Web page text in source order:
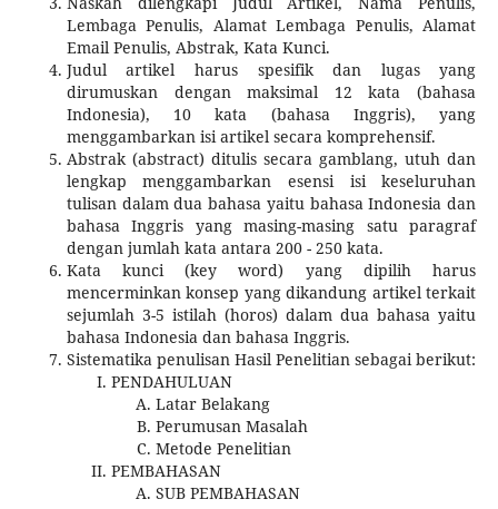
Lembaga Penulis, Alamat Lembaga Penulis, Alamat
Email Penulis, Abstrak, Kata Kunci.
Judul artikel harus spesifik dan lugas yang
dirumuskan dengan maksimal 12 kata (bahasa
Indonesia), 10 kata (bahasa Inggris), yang
menggambarkan isi artikel secara komprehensif.
Abstrak (abstract) ditulis secara gamblang, utuh dan
lengkap menggambarkan esensi isi keseluruhan
tulisan dalam dua bahasa yaitu bahasa Indonesia dan
bahasa Inggris yang masing-masing satu paragraf
dengan jumlah kata antara 200 - 250 kata.
Kata kunci (key word) yang dipilih harus
mencerminkan konsep yang dikandung artikel terkait
sejumlah 3-5 istilah (horos) dalam dua bahasa yaitu
bahasa Indonesia dan bahasa Inggris.
Sistematika penulisan Hasil Penelitian sebagai berikut:
PENDAHULUAN
Latar Belakang
Perumusan Masalah
Metode Penelitian
PEMBAHASAN
SUB PEMBAHASAN